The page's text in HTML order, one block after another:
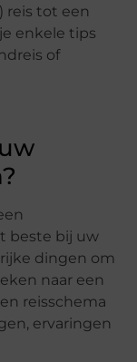
reis tot een
enkele tips
of
beste bij uw
dingen om
naar een
reisschema
ervaringen